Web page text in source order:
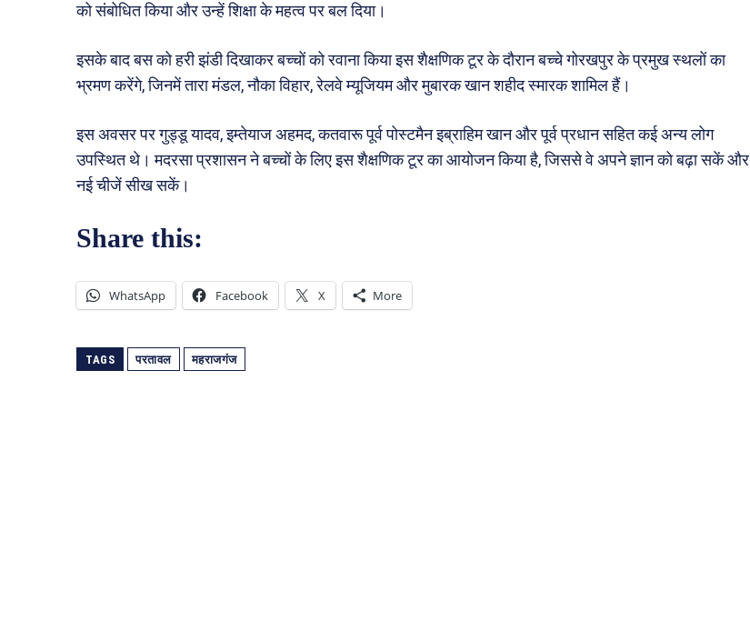
को संबोधित किया और उन्हें शिक्षा के महत्व पर बल दिया।
इसके बाद बस को हरी झंडी दिखाकर बच्चों को रवाना किया इस शैक्षणिक टूर के दौरान बच्चे गोरखपुर के प्रमुख स्थलों का
भ्रमण करेंगे, जिनमें तारा मंडल, नौका विहार, रेलवे म्यूजियम और मुबारक खान शहीद स्मारक शामिल हैं।
इस अवसर पर गुड्डू यादव, इम्तेयाज अहमद, कतवारू पूर्व पोस्टमैन इब्राहिम खान और पूर्व प्रधान सहित कई अन्य लोग
उपस्थित थे। मदरसा प्रशासन ने बच्चों के लिए इस शैक्षणिक टूर का आयोजन किया है, जिससे वे अपने ज्ञान को बढ़ा सकें और
नई चीजें सीख सकें।
Share this:
WhatsApp Facebook X More
TAGS परतावल महराजगंज